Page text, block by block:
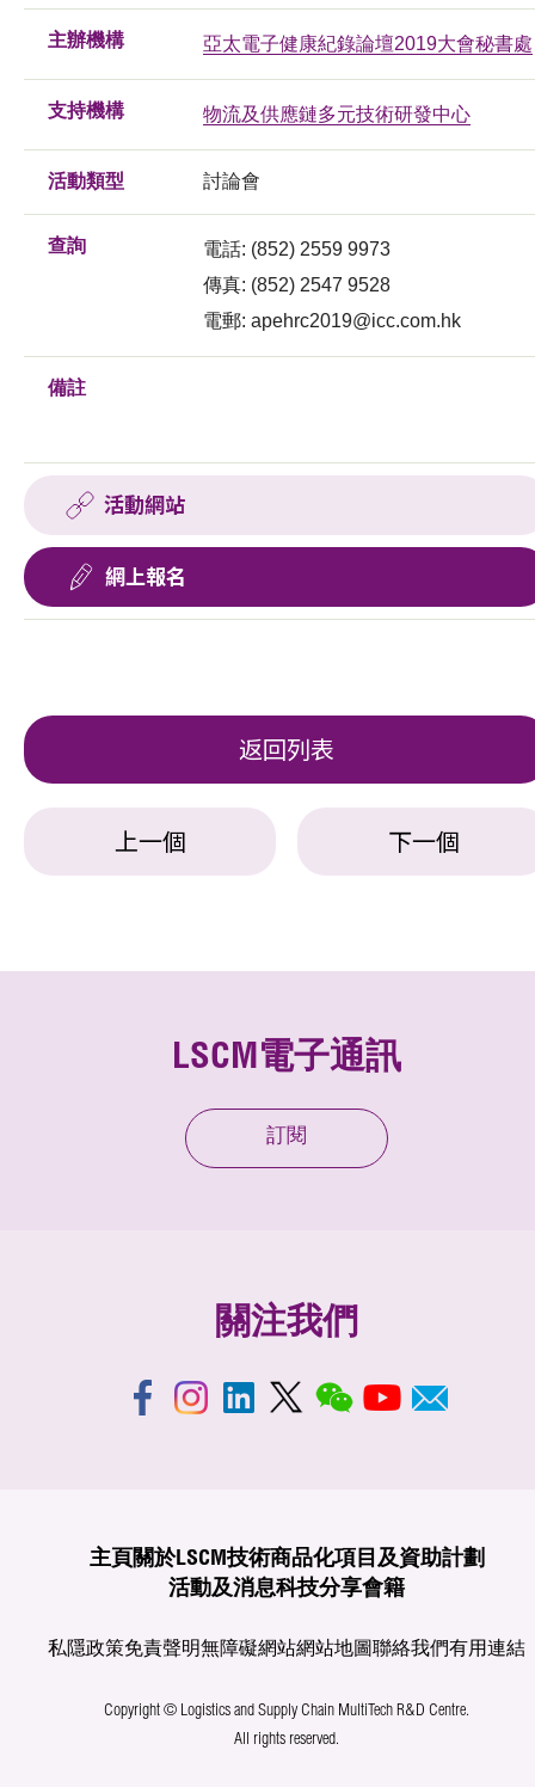
主辦機構 亞太電子健康紀錄論壇2019大會秘書處
支持機構 物流及供應鏈多元技術研發中心
活動類型 討論會
查詢
電話: (852) 2559 9973
傳真: (852) 2547 9528
電郵: apehrc2019@icc.com.hk
備註
活動網站
網上報名
返回列表
上一個 下一個
LSCM電子通訊
訂閱
關注我們
主頁 關於LSCM技術商品化項目及資助計劃
活動及消息科技分享會籍
私隱政策免責聲明無障礙網站網站地圖聯絡我們有用連結
Copyright © Logistics and Supply Chain MultiTech R&D Centre.
All rights reserved.